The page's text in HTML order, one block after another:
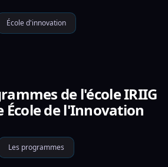
École d'innovation
de l'école IRIIG
École de l'Innovation
Les programmes